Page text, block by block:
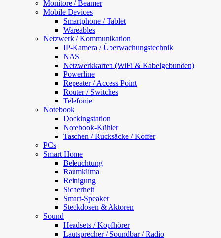
Monitore / Beamer
Mobile Devices
Smartphone / Tablet
Wareables
Netzwerk / Kommunikation
IP-Kamera / Überwachungstechnik
NAS
Netzwerkkarten (WiFi & Kabelgebunden)
Powerline
Repeater / Access Point
Router / Switches
Telefonie
Notebook
Dockingstation
Notebook-Kühler
Taschen / Rucksäcke / Koffer
PCs
Smart Home
Beleuchtung
Raumklima
Reinigung
Sicherheit
Smart-Speaker
Steckdosen & Aktoren
Sound
Headsets / Kopfhörer
Lautsprecher / Soundbar / Radio